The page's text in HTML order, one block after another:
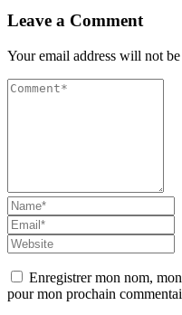
Leave a Comment
Your email address will not
Enregistrer mon nom,
pour mon prochain